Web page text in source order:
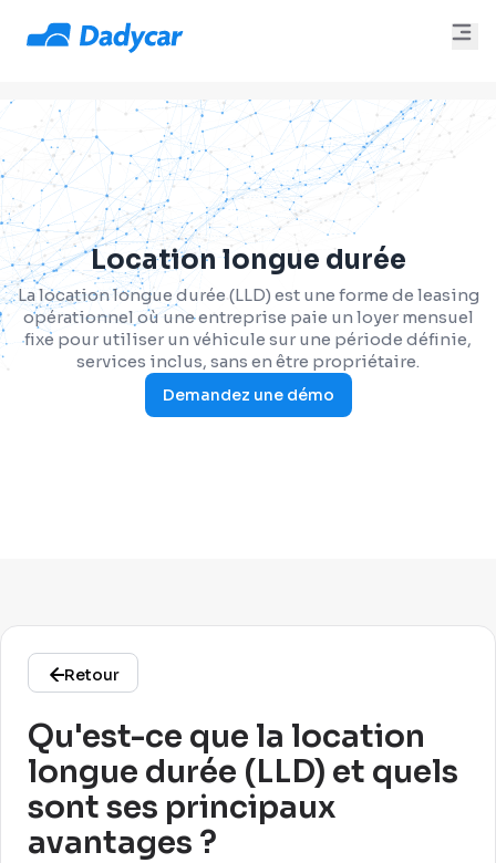
Location longue durée
La location longue durée (LLD) est une forme de leasing
opérationnel où une entreprise paie un loyer mensuel
fixe pour utiliser un véhicule sur une période définie,
services inclus, sans en être propriétaire.
Demandez une démo
Retour
Qu'est-ce que la location
longue durée (LLD) et quels
sont ses principaux
avantages ?